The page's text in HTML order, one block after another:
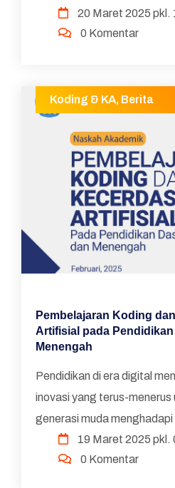
sulit diprediksi. Tantangan-
hanya dapat di...
20 Maret 2025 pkl.
0 Komentar
Koding & KA, Berita
Pembelajaran Koding
Artifisial pada
Menengah
Pendidikan di era digital
inovasi yang terus-
generasi muda
depan. Perkembangan
dalam bidang koding dan ...
19 Maret 2025 pkl.
0 Komentar